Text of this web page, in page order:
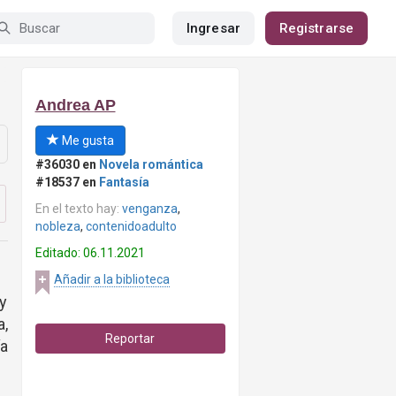
Ingresar Registrarse
Andrea AP
Me gusta
#36030 en Novela romántica
#18537 en Fantasía
En el texto hay: venganza,
nobleza, contenidoadulto
Editado: 06.11.2021
Añadir a la biblioteca
Reportar